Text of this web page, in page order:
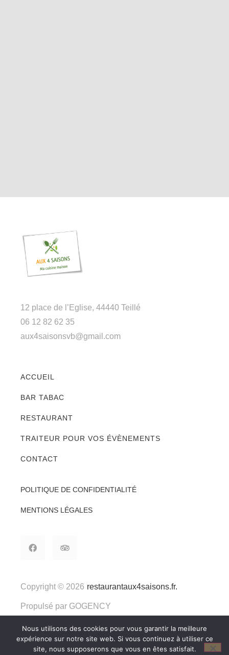
12 place de l’Eglise, 44440 Teillé
06 12 82 62 35
aux4saisonsvb@gmail.com
ACCUEIL
BAR TABAC
RESTAURANT
TRAITEUR POUR VOS ÉVÈNEMENTS
CONTACT
POLITIQUE DE CONFIDENTIALITÉ
MENTIONS LÉGALES
Copyright © 2026 restaurantaux4saisons.fr.
Propulsé par GOGENCY
Nous utilisons des cookies pour vous garantir la meilleure
expérience sur notre site web. Si vous continuez à utiliser ce
site, nous supposerons que vous en êtes satisfait.